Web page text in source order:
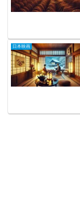
日本映画